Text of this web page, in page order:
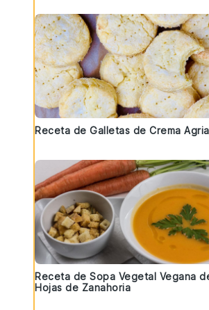
Receta de Galletas de Crema Agria
Receta de Sopa Vegetal Vegana
Hojas de Zanahoria